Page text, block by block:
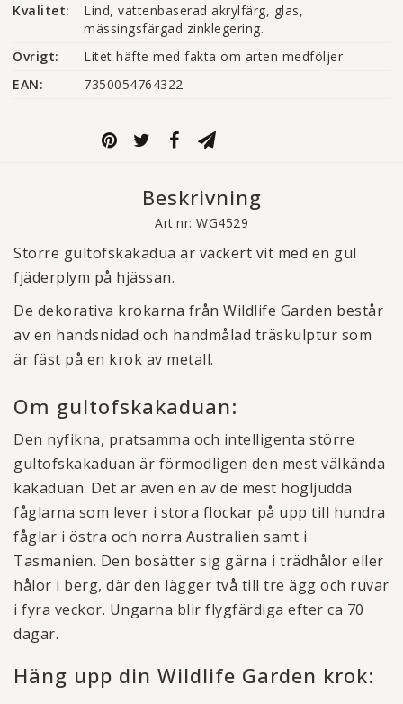
Kvalitet:
Lind, vattenbaserad akrylfärg, glas,
mässingsfärgad zinklegering.
Övrigt:
Litet häfte med fakta om arten medföljer
EAN:
7350054764322
Beskrivning
Art.nr: WG4529
Större gultofskakadua är vackert vit med en gul
fjäderplym på hjässan.
De dekorativa krokarna från Wildlife Garden består
av en handsnidad och handmålad träskulptur som
är fäst på en krok av metall.
Om gultofskakaduan:
Den nyfikna, pratsamma och intelligenta större
gultofskakaduan är förmodligen den mest välkända
kakaduan. Det är även en av de mest högljudda
fåglarna som lever i stora flockar på upp till hundra
fåglar i östra och norra Australien samt i
Tasmanien. Den bosätter sig gärna i trädhålor eller
hålor i berg, där den lägger två till tre ägg och ruvar
i fyra veckor. Ungarna blir flygfärdiga efter ca 70
dagar.
Häng upp din Wildlife Garden krok: